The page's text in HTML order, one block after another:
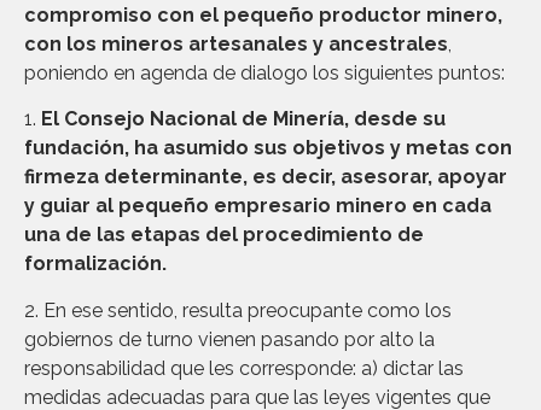
compromiso con el pequeño productor minero,
con los mineros artesanales y ancestrales
poniendo en agenda de dialogo los siguientes puntos:
1. El Consejo Nacional de Minería, desde su
fundación, ha asumido sus objetivos y metas con
firmeza determinante, es decir, asesorar, apoyar
y guiar al pequeño empresario minero en cada
una de las etapas del procedimiento de
formalización.
2. En ese sentido, resulta preocupante como los
gobiernos de turno vienen pasando por alto la
responsabilidad que les corresponde: a) dictar las
medidas adecuadas para que las leyes vigentes que